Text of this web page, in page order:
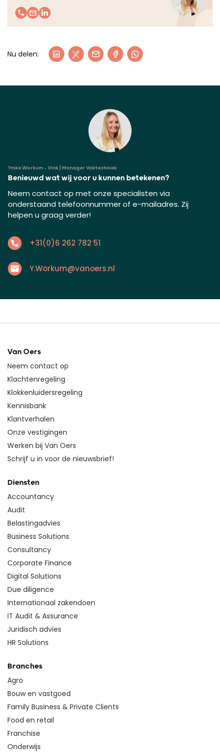
Nu delen:
Ymke Workum - Vink | Manager Vaktechniek
Benieuwd wat wij voor u kunnen betekenen?
Neem contact op met onze specialisten via
onderstaand telefoonnummer of e-mailadres. Zij
helpen u graag verder!
+31(0)6 262 782 51
Y.Workum@vanoers.nl
Van Oers
Neem contact op
Klachtenregeling
Klokkenluidersregeling
Kennisbank
Klantverhalen
Onze vestigingen
Werken bij Van Oers
Schrijf u in voor de nieuwsbrief!
Diensten
Accountancy
Audit
Belastingadvies
Business Solutions
Consultancy
Corporate Finance
Digital Solutions
Due diligence
Internationaal zakendoen
IT Audit & Assurance
Juridisch advies
HR Solutions
Branches
Agro
Bouw en vastgoed
Family Business & Private Clients
Food en retail
Franchise
Onderwijs